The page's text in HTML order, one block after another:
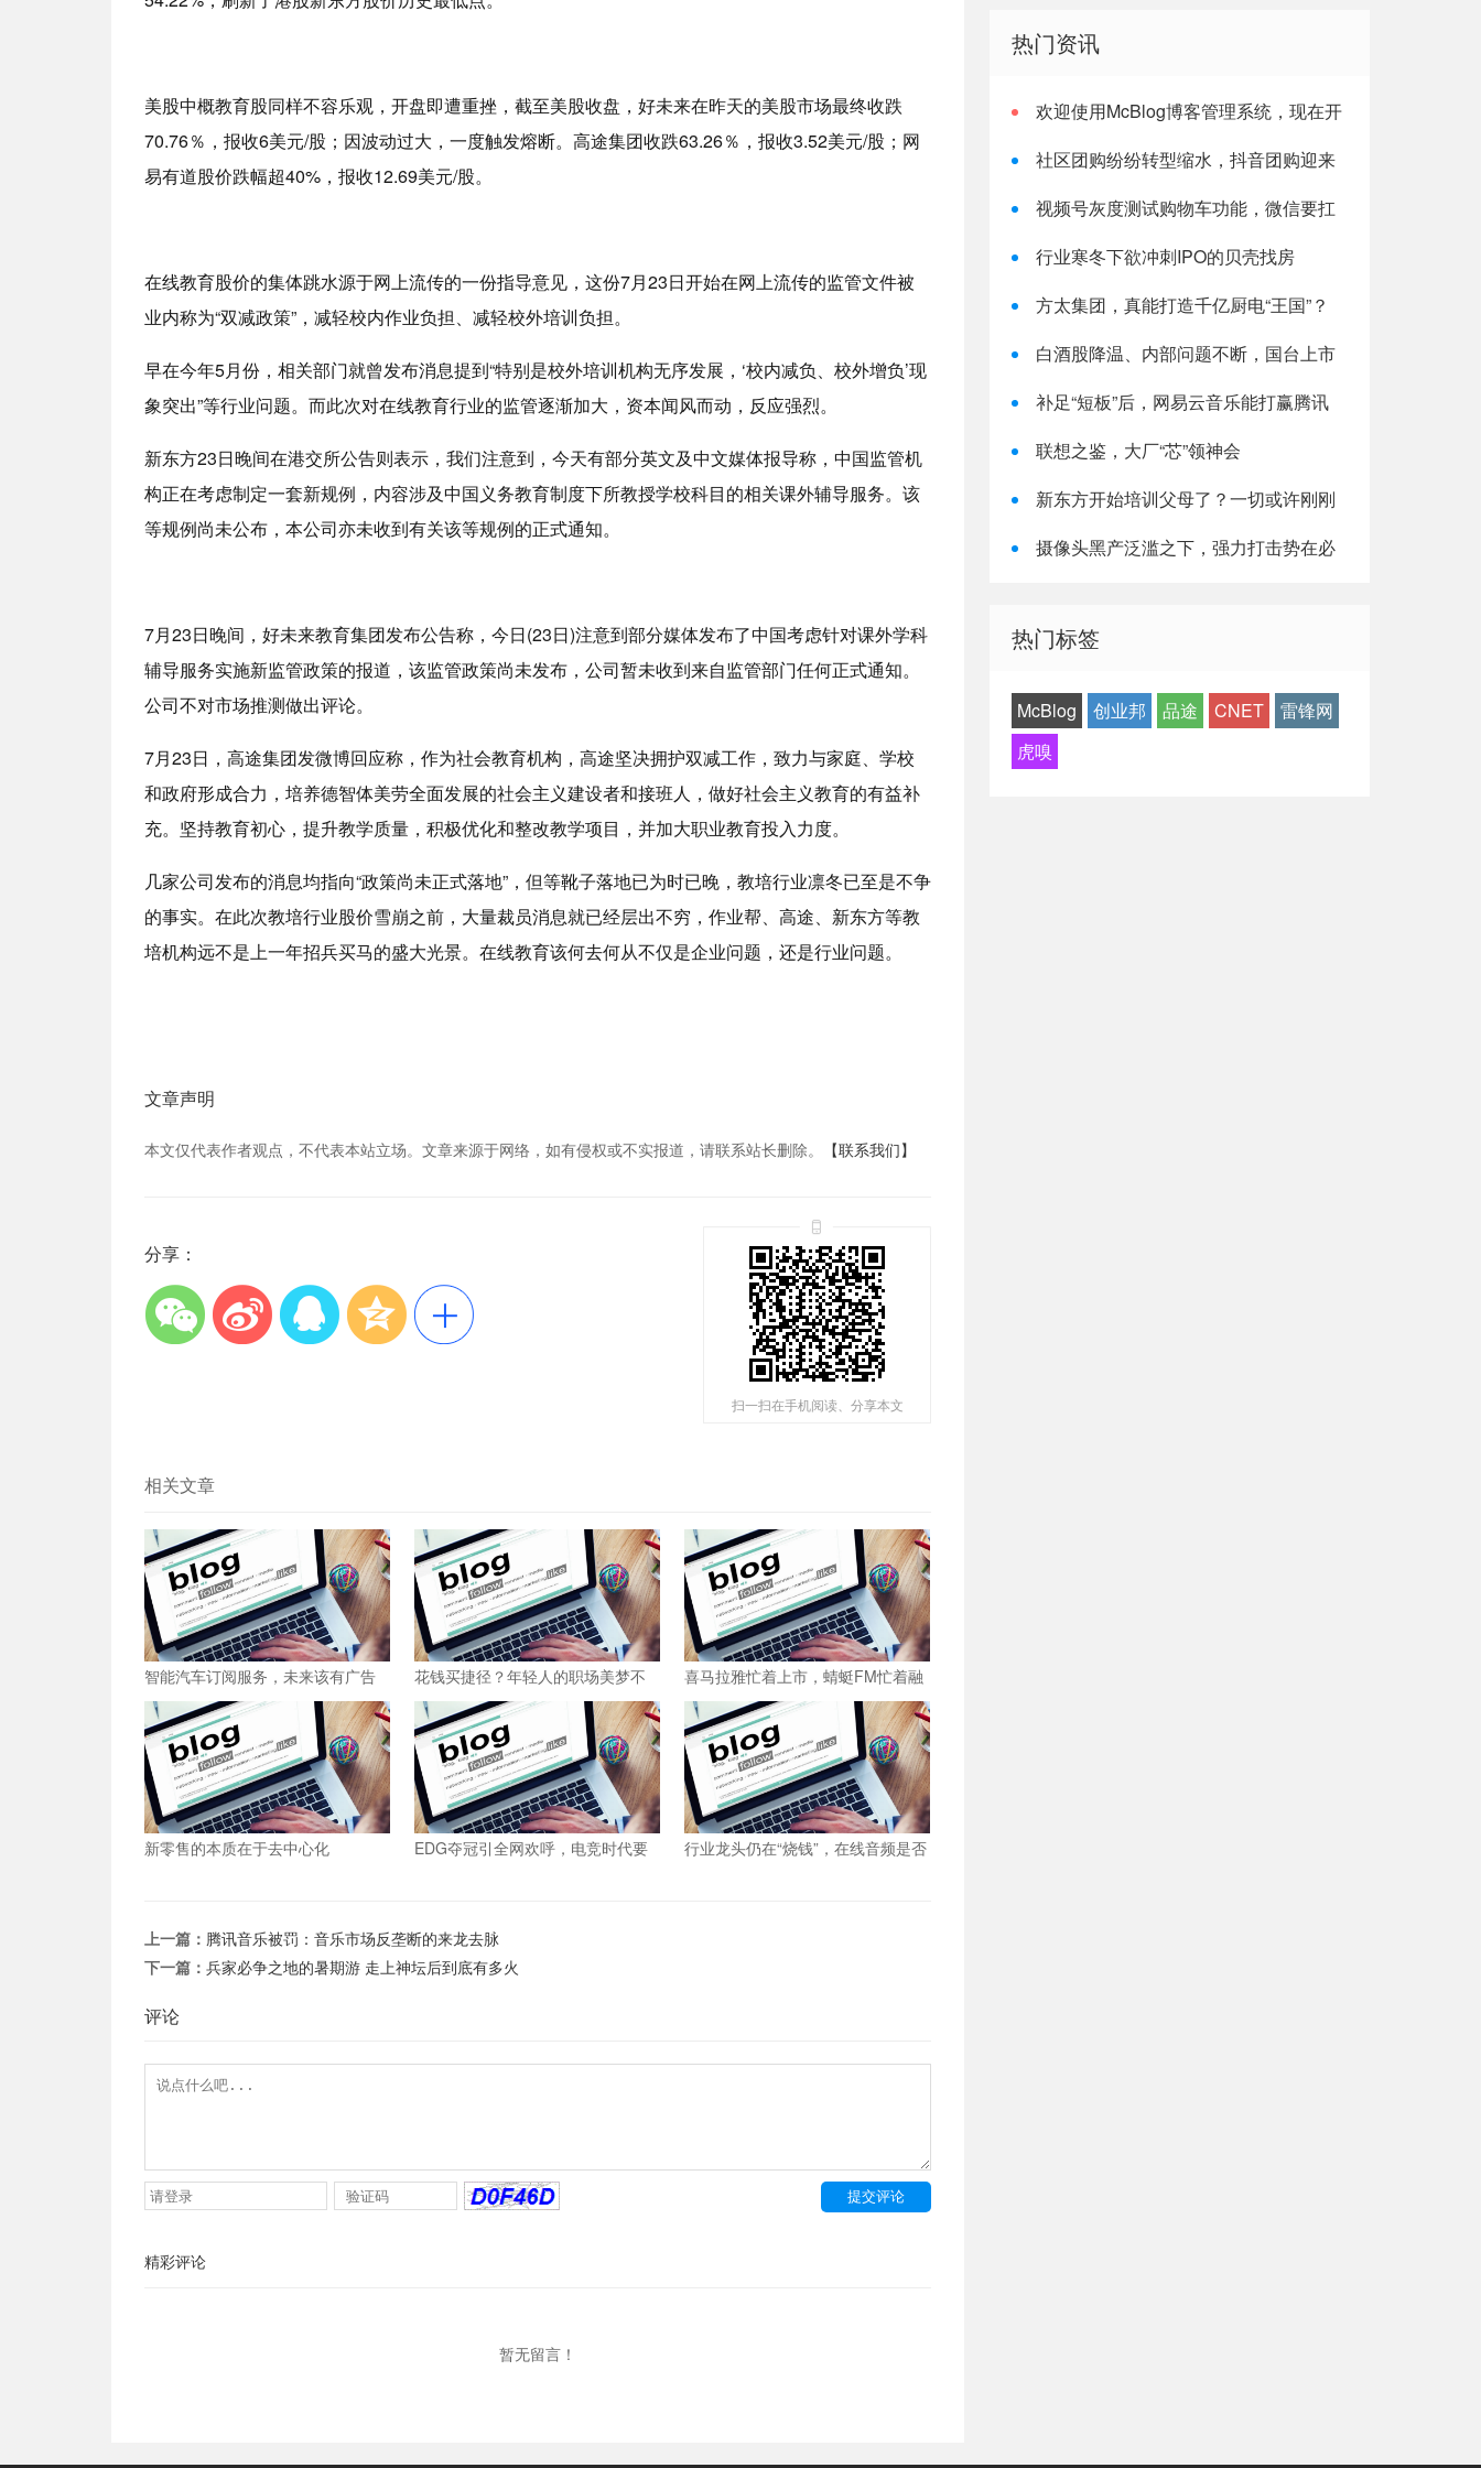
美股中概教育股同样不容乐观，开盘即遭重挫，截至美股收盘，好未来在昨天的美股市场最终收跌
70.76％，报收6美元/股；因波动过大，一度触发熔断。高途集团收跌63.26％，报收3.52美元/股；网
易有道股价跌幅超40%，报收12.69美元/股。
在线教育股价的集体跳水源于网上流传的一份指导意见，这份7月23日开始在网上流传的监管文件被
业内称为“双减政策”，减轻校内作业负担、减轻校外培训负担。
早在今年5月份，相关部门就曾发布消息提到“特别是校外培训机构无序发展，‘校内减负、校外增负’现
象突出”等行业问题。而此次对在线教育行业的监管逐渐加大，资本闻风而动，反应强烈。
新东方23日晚间在港交所公告则表示，我们注意到，今天有部分英文及中文媒体报导称，中国监管机
构正在考虑制定一套新规例，内容涉及中国义务教育制度下所教授学校科目的相关课外辅导服务。该
等规例尚未公布，本公司亦未收到有关该等规例的正式通知。
7月23日晚间，好未来教育集团发布公告称，今日(23日)注意到部分媒体发布了中国考虑针对课外学科
辅导服务实施新监管政策的报道，该监管政策尚未发布，公司暂未收到来自监管部门任何正式通知。
公司不对市场推测做出评论。
7月23日，高途集团发微博回应称，作为社会教育机构，高途坚决拥护双减工作，致力与家庭、学校
和政府形成合力，培养德智体美劳全面发展的社会主义建设者和接班人，做好社会主义教育的有益补
充。坚持教育初心，提升教学质量，积极优化和整改教学项目，并加大职业教育投入力度。
几家公司发布的消息均指向“政策尚未正式落地”，但等靴子落地已为时已晚，教培行业凛冬已至是不争
的事实。在此次教培行业股价雪崩之前，大量裁员消息就已经层出不穷，作业帮、高途、新东方等教
培机构远不是上一年招兵买马的盛大光景。在线教育该何去何从不仅是企业问题，还是行业问题。
文章声明
本文仅代表作者观点，不代表本站立场。文章来源于网络，如有侵权或不实报道，请联系站长删除。 【联系我们】
分享：
扫一扫在手机阅读、分享本文
相关文章
智能汽车订阅服务，未来该有广告
吗？
花钱买捷径？年轻人的职场美梦不
便宜
喜马拉雅忙着上市，蜻蜓FM忙着融
资
新零售的本质在于去中心化
EDG夺冠引全网欢呼，电竞时代要
行业龙头仍在“烧钱”，在线音频是否
上一篇： 腾讯音乐被罚：音乐市场反垄断的来龙去脉
下一篇： 兵家必争之地的暑期游 走上神坛后到底有多火
评论
精彩评论
暂无留言！
热门资讯
欢迎使用McBlog博客管理系统，现在开
社区团购纷纷转型缩水，抖音团购迎来
视频号灰度测试购物车功能，微信要扛
行业寒冬下欲冲刺IPO的贝壳找房
方太集团，真能打造千亿厨电“王国”？
白酒股降温、内部问题不断，国台上市
补足“短板”后，网易云音乐能打赢腾讯
联想之鉴，大厂“芯”领神会
新东方开始培训父母了？一切或许刚刚
摄像头黑产泛滥之下，强力打击势在必
热门标签
McBlog 创业邦 品途 CNET
雷锋网
虎嗅